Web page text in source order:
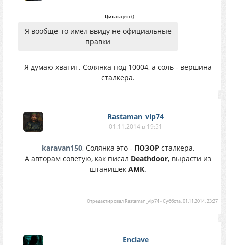
Цитатаjein ()
Я вообще-то имел ввиду не официальные
правки
Я думаю хватит. Солянка под 10004, а соль - вершина
сталкера.
Rastaman_vip74
01.11.2014 в 19:51
karavan150, Солянка это - ПОЗОР сталкера.
А авторам советую, как писал Deathdoor, вырасти из
штанишек АМК.
Отредактировал Rastaman_vip74-Суббота, 01.11.2014, 23:27
Enclave